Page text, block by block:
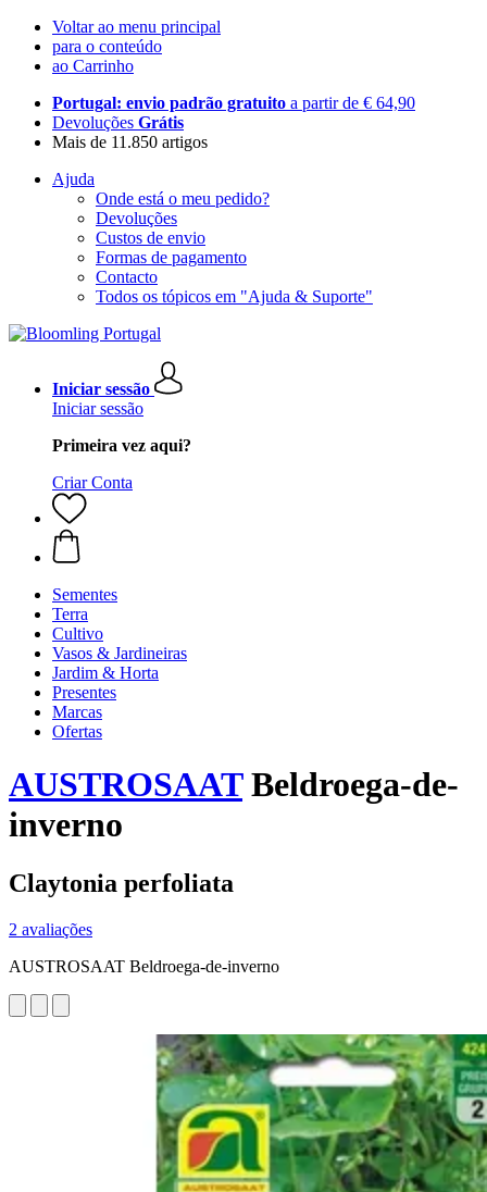
Voltar ao menu principal
para o conteúdo
ao Carrinho
Portugal: envio padrão gratuito a partir de € 64,90
Devoluções Grátis
Mais de 11.850 artigos
Ajuda
Onde está o meu pedido?
Devoluções
Custos de envio
Formas de pagamento
Contacto
Todos os tópicos em "Ajuda & Suporte"
Iniciar sessão
Iniciar sessão
Primeira vez aqui?
Criar Conta
Sementes
Terra
Cultivo
Vasos & Jardineiras
Jardim & Horta
Presentes
Marcas
Ofertas
AUSTROSAATBeldroega-de-
inverno
Claytonia perfoliata
2 avaliações
AUSTROSAAT Beldroega-de-inverno